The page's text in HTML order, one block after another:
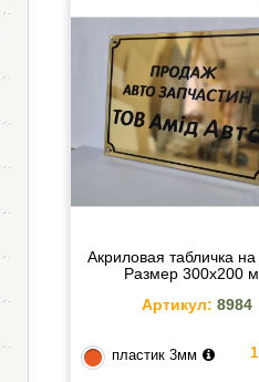
Акриловая табличка на
Размер 300х200
Артикул: 8984
пластик 3мм